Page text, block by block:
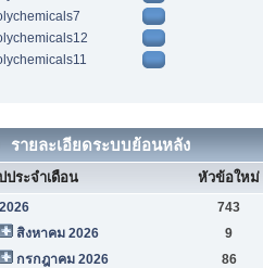
รายละเอียดระบบย้อนหลัง
ประจำเดือน หัวข้อใหม่
2026
743
สิงหาคม 2026
9
กรกฎาคม 2026
86